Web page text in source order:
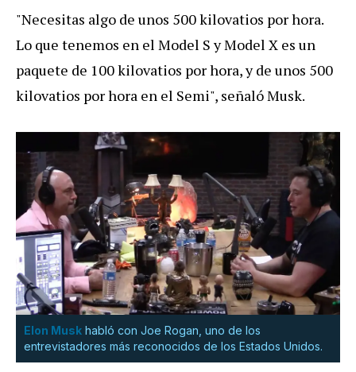
"Necesitas algo de unos 500 kilovatios por hora.
Lo que tenemos en el Model S y Model X es un
paquete de 100 kilovatios por hora, y de unos 500
kilovatios por hora en el Semi", señaló Musk.
Elon Musk habló con Joe Rogan, uno de los
entrevistadores más reconocidos de los Estados Unidos.